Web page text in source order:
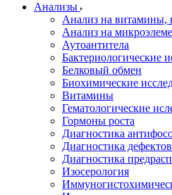
Анализы
Анализ на витамины,
Анализ на
Аутоантитела
Бактериологические
Белковый обмен
Биохимические
Витамины
Гематологические
Гормоны роста
Диагностика
Диагностика
Диагностика
Изосерология